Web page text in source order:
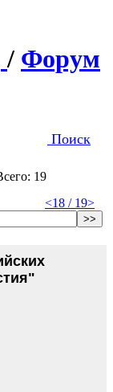
/ Форум
Поиск
19
<18 / 19>
>>